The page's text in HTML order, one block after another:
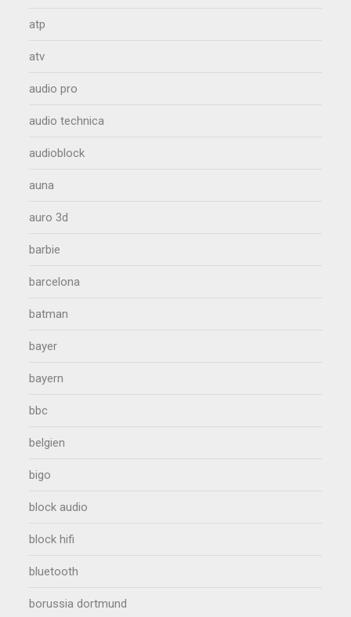
atp
atv
audio pro
audio technica
audioblock
auna
auro 3d
barbie
barcelona
batman
bayer
bayern
bbc
belgien
bigo
block audio
block hifi
bluetooth
borussia dortmund